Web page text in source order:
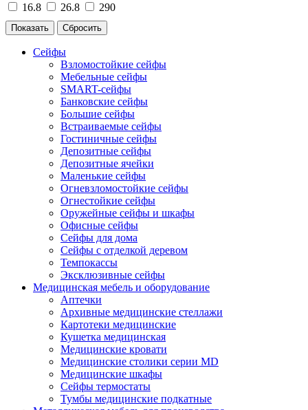
16.8
26.8 290
Сейфы
Взломостойкие сейфы
Мебельные сейфы
SMART-сейфы
Банковские сейфы
Большие сейфы
Встраиваемые сейфы
Гостиничные сейфы
Депозитные сейфы
Депозитные ячейки
Маленькие сейфы
Огневзломостойкие сейфы
Огнестойкие сейфы
Оружейные сейфы и шкафы
Офисные сейфы
Сейфы для дома
Сейфы с отделкой деревом
Темпокассы
Эксклюзивные сейфы
Медицинская мебель и оборудование
Аптечки
Архивные медицинские стеллажи
Картотеки медицинские
Кушетка медицинская
Медицинские кровати
Медицинские столики серии MD
Медицинские шкафы
Сейфы термостаты
Тумбы медицинские подкатные